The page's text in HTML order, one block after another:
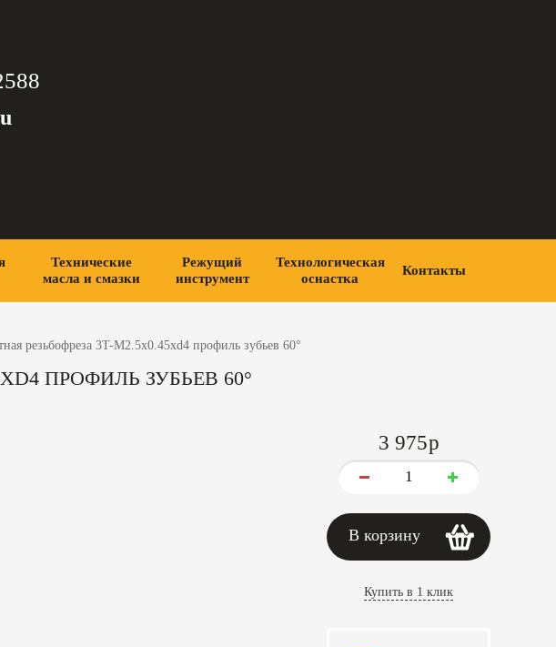
Технические
масла и смазки
Режущий
инструмент
Технологическая
оснастка
Контакты
резьбофреза 3T-M2.5x0.45xd4 профиль зубьев 60°
ПРОФИЛЬ ЗУБЬЕВ 60°
3 975p
В корзину
Купить в 1 клик